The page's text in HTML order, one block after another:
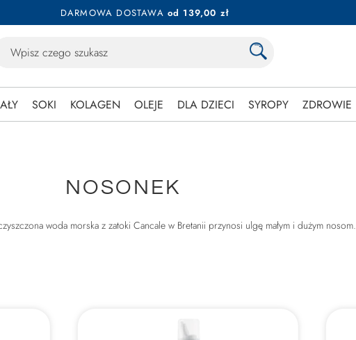
DARMOWA DOSTAWA od 139,00 zł
SOKI KOLAGEN OLEJE DLA DZIECI SYROPY ZDROWIE
NOSONEK
woda morska z zatoki Cancale w Bretanii przynosi ulgę małym i dużym nosom.